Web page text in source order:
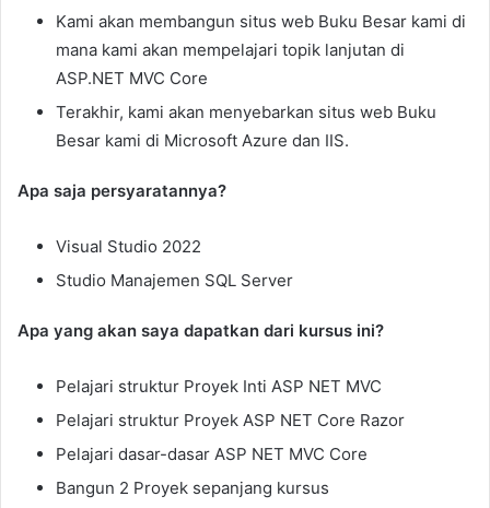
Kami akan membangun situs web Buku Besar kami di
mana kami akan mempelajari topik lanjutan di
ASP.NET MVC Core
Terakhir, kami akan menyebarkan situs web Buku
Besar kami di Microsoft Azure dan IIS.
Apa saja persyaratannya?
Visual Studio 2022
Studio Manajemen SQL Server
Apa yang akan saya dapatkan dari kursus ini?
Pelajari struktur Proyek Inti ASP NET MVC
Pelajari struktur Proyek ASP NET Core Razor
Pelajari dasar-dasar ASP NET MVC Core
Bangun 2 Proyek sepanjang kursus